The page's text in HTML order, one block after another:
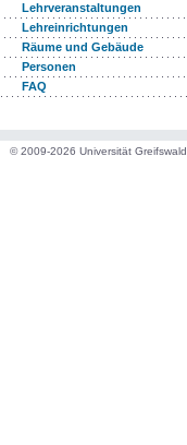
Lehrveranstaltungen
Lehreinrichtungen
Räume und Gebäude
Personen
FAQ
© 2009-2026 Universität Greifswald